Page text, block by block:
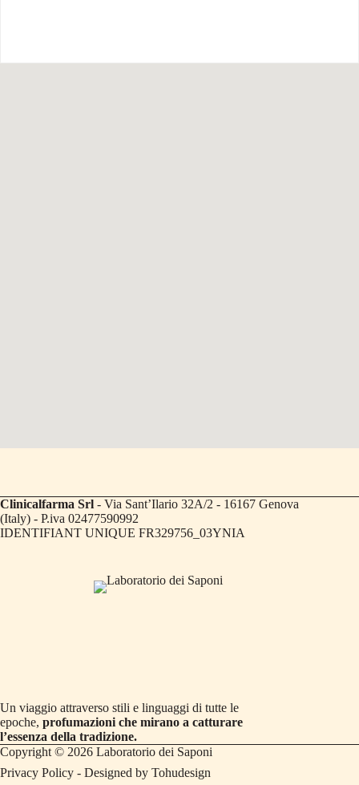
Clinicalfarma Srl - Via Sant’Ilario 32A/2 - 16167 Genova
(Italy) - P.iva 02477590992
IDENTIFIANT UNIQUE FR329756_03YNIA
Un viaggio attraverso stili e linguaggi di tutte le
epoche, profumazioni che mirano a catturare
l’essenza della tradizione.
Copyright © 2026 Laboratorio dei Saponi
Privacy Policy - Designed by Tohudesign